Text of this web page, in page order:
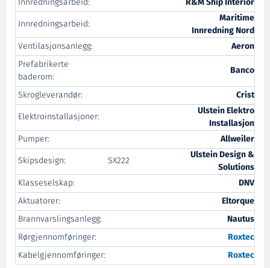
Innredningsarbeid:
Maritime
Innredning Nord
Ventilasjonsanlegg:
Aeron
Prefabrikerte
baderom:
Banco
Skrogleverandør:
Crist
Elektroinstallasjoner:
Ulstein Elektro
Installasjon
Pumper:
Allweiler
Skipsdesign:
SX222
Ulstein Design &
Solutions
Klasseselskap:
DNV
Aktuatorer:
Eltorque
Brannvarslingsanlegg:
Nautus
Rørgjennomføringer:
Roxtec
Kabelgjennomføringer:
Roxtec